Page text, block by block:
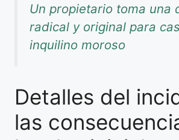
Un propietario toma una
radical y original para
inquilino moroso
Detalles del
las